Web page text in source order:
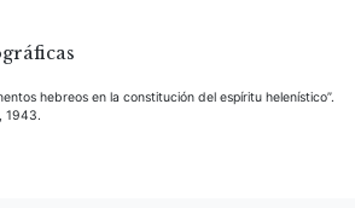
hebreos en la constitución del espíritu helenístico”.
1943.